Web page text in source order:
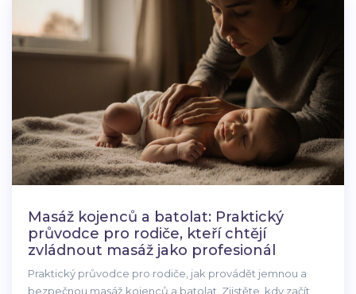
Masáž kojenců a batolat: Praktický
průvodce pro rodiče, kteří chtějí
zvládnout masáž jako profesionál
Praktický průvodce pro rodiče, jak provádět jemnou a
bezpečnou masáž kojenců a batolat. Zjistěte, kdy začít,